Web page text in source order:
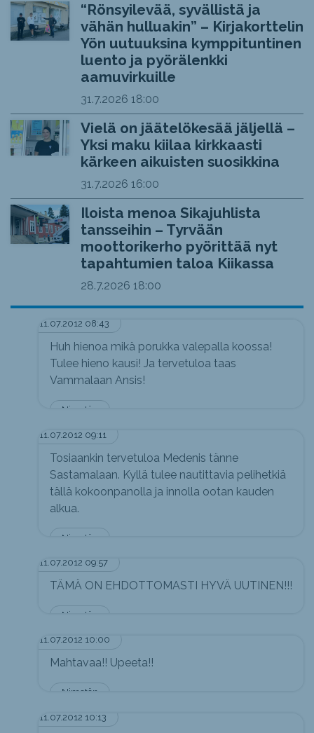
“Rönsyilevää, syvällistä ja
vähän hulluakin” – Kirjakorttelin
Yön uutuuksina kymppituntinen
luento ja pyörälenkki
aamuvirkuille
31.7.2026 18:00
Vielä on jäätelökesää jäljellä –
Yksi maku kiilaa kirkkaasti
kärkeen aikuisten suosikkina
31.7.2026 16:00
Iloista menoa Sikajuhlista
tansseihin – Tyrvään
moottorikerho pyörittää nyt
tapahtumien taloa Kiikassa
28.7.2026 18:00
11.07.2012 08:43
Nimetön
Huh hienoa mikä porukka valepalla koossa!
Tulee hieno kausi! Ja tervetuloa taas
Vammalaan Ansis!
11.07.2012 09:11
Nimetön
Tosiaankin tervetuloa Medenis tänne
Sastamalaan. Kyllä tulee nautittavia pelihetkiä
tällä kokoonpanolla ja innolla ootan kauden
alkua.
11.07.2012 09:57
Nimetön
TÄMÄ ON EHDOTTOMASTI HYVÄ UUTINEN!!!
11.07.2012 10:00
Nimetön
Mahtavaa!! Upeeta!!
11.07.2012 10:13